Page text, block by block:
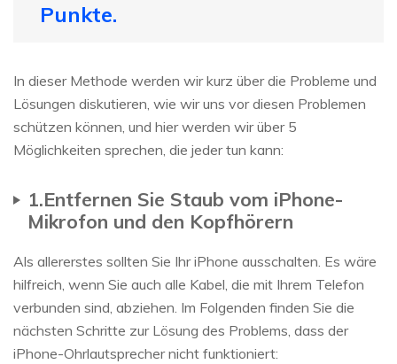
Punkte.
In dieser Methode werden wir kurz über die Probleme und
Lösungen diskutieren, wie wir uns vor diesen Problemen
schützen können, und hier werden wir über 5
Möglichkeiten sprechen, die jeder tun kann:
1.Entfernen Sie Staub vom iPhone-
Mikrofon und den Kopfhörern
Als allererstes sollten Sie Ihr iPhone ausschalten. Es wäre
hilfreich, wenn Sie auch alle Kabel, die mit Ihrem Telefon
verbunden sind, abziehen. Im Folgenden finden Sie die
nächsten Schritte zur Lösung des Problems, dass der
iPhone-Ohrlautsprecher nicht funktioniert: